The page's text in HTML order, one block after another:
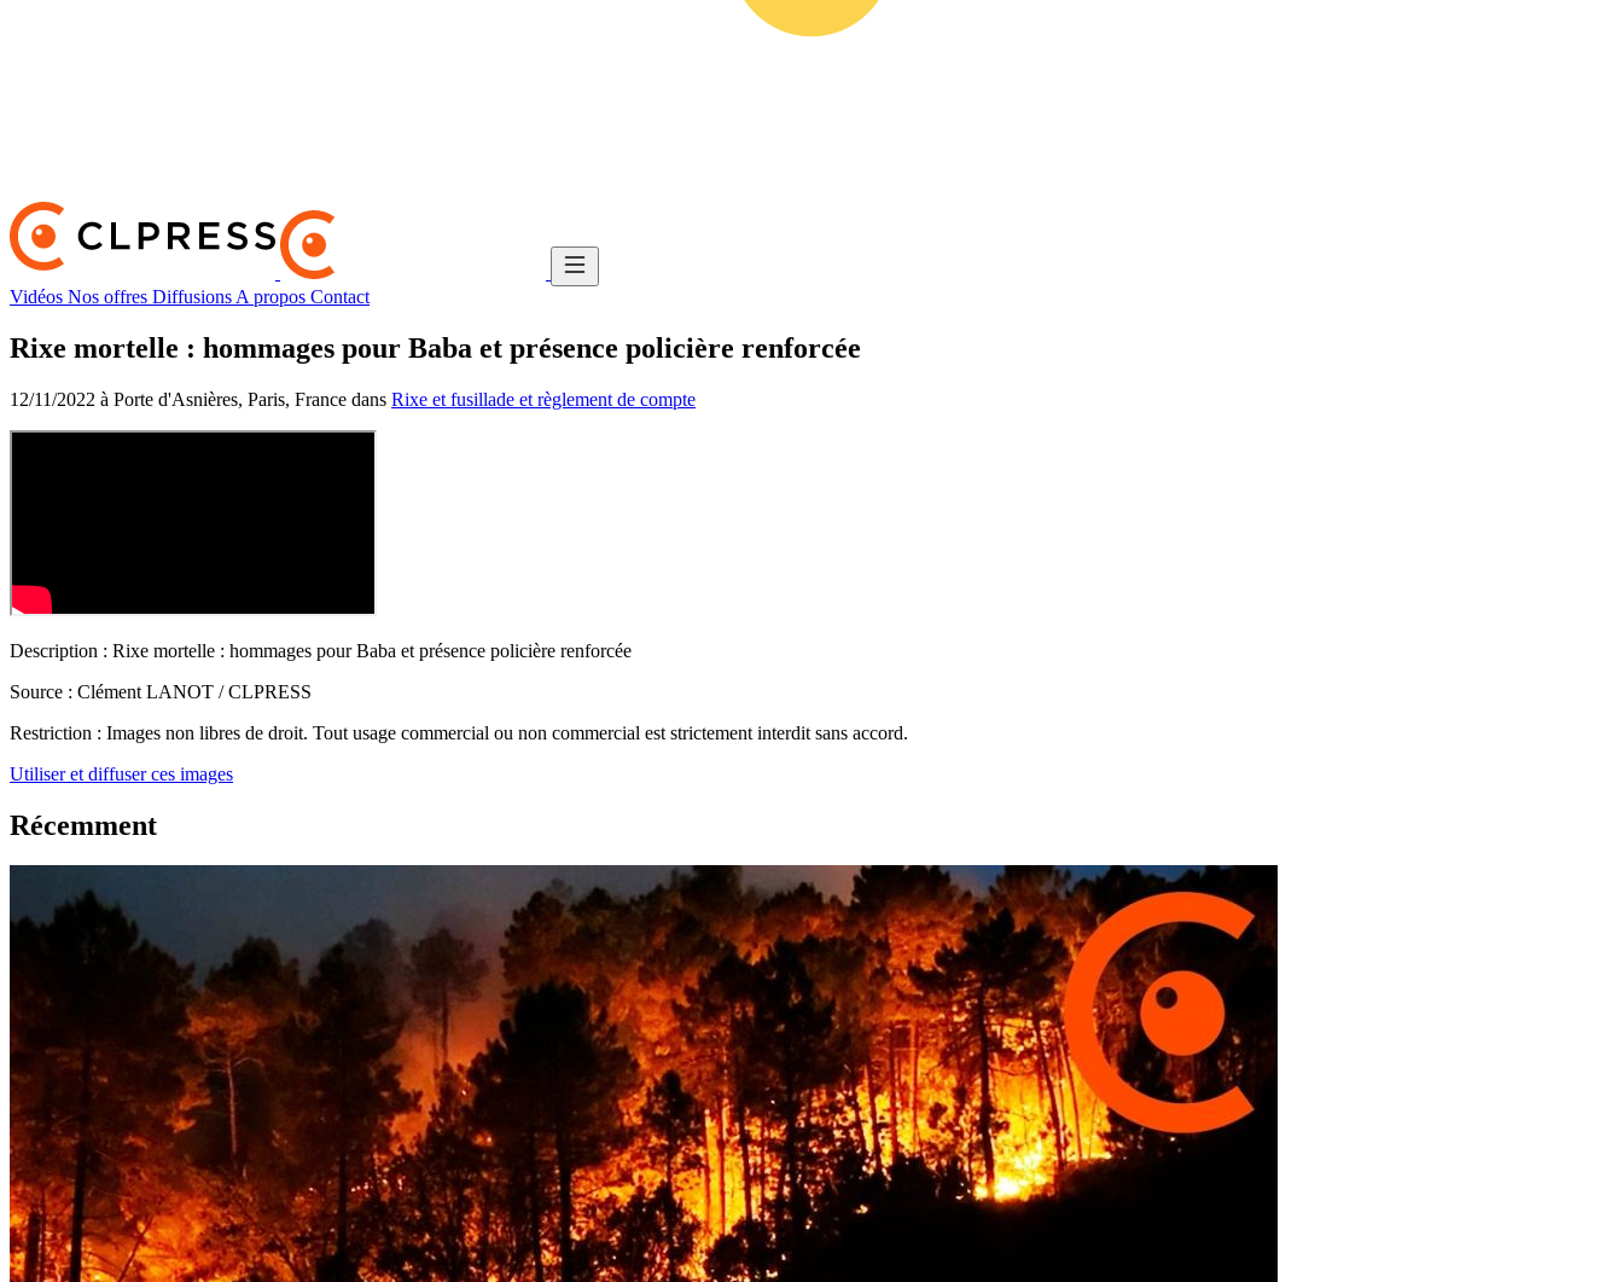
Vidéos Nos offres Diffusions A propos Contact
Rixe mortelle : hommages pour Baba et présence policière renforcée
12/11/2022 à Porte d'Asnières, Paris, France dans Rixe et fusillade et règlement de compte
Description : Rixe mortelle : hommages pour Baba et présence policière renforcée
Source : Clément LANOT / CLPRESS
Restriction : Images non libres de droit. Tout usage commercial ou non commercial est strictement interdit sans accord.
Utiliser et diffuser ces images
Récemment